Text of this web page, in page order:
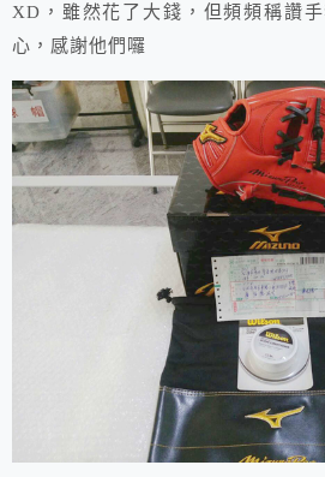
XD，雖然花了大錢，但頻頻稱讚
心，感謝他們囉